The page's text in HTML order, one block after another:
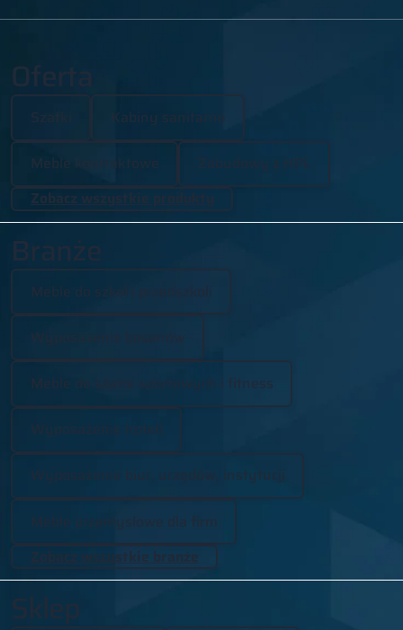
Oferta
Kabiny sanitarne
Meble kontraktowe
Zobacz wszystkie produkty
Branże
Meble do szkół i przedszkoli
Wyposażenie basenów
Meble do szatni sportowych i fitness
Zobacz wszystkie branże